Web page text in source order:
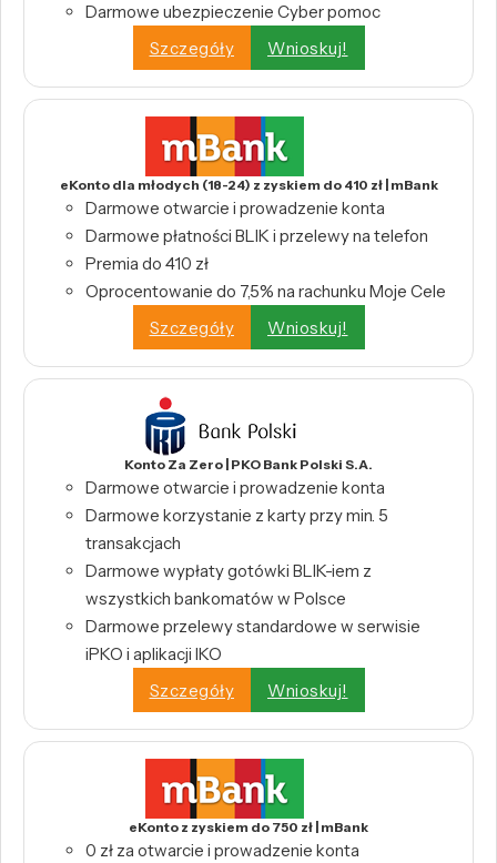
Darmowe ubezpieczenie Cyber pomoc
Szczegóły
Wnioskuj!
eKonto dla młodych (18-24) z zyskiem do 410 zł | mBank
Darmowe otwarcie i prowadzenie konta
Darmowe płatności BLIK i przelewy na telefon
Premia do 410 zł
Oprocentowanie do 7,5% na rachunku Moje Cele
Szczegóły
Wnioskuj!
Konto Za Zero | PKO Bank Polski S.A.
Darmowe otwarcie i prowadzenie konta
Darmowe korzystanie z karty przy min. 5
transakcjach
Darmowe wypłaty gotówki BLIK-iem z
wszystkich bankomatów w Polsce
Darmowe przelewy standardowe w serwisie
iPKO i aplikacji IKO
Szczegóły
Wnioskuj!
eKonto z zyskiem do 750 zł | mBank
0 zł za otwarcie i prowadzenie konta